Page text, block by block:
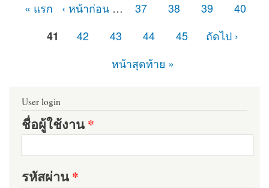
« แรก ‹ หน้าก่อน … 37 38 39
40
41
42 43 44 45
ถัดไป ›
หน้าสุดท้าย »
User login
ชื่อผู้ใช้งาน*
รหัสผ่าน*